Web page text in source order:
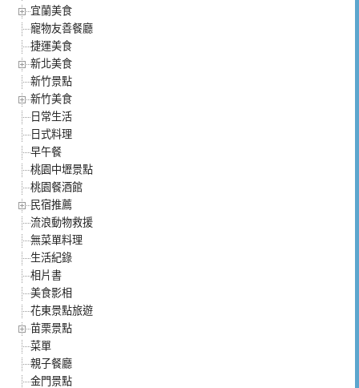
宜蘭美食
寵物友善餐廳
捷運美食
新北美食
新竹景點
新竹美食
日常生活
日式料理
早午餐
桃園中壢景點
桃園餐酒館
民宿推薦
流浪動物救援
無菜單料理
生活紀錄
相片書
美食影相
花東景點旅遊
苗栗景點
菜單
親子餐廳
金門景點